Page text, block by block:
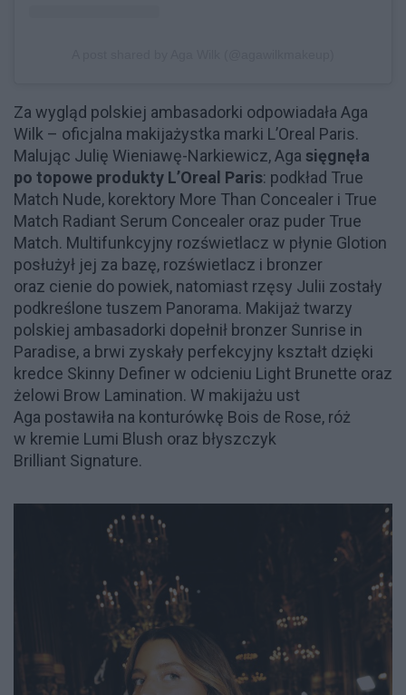
Za wygląd polskiej ambasadorki odpowiadała Aga
Wilk – oficjalna makijażystka marki L’Oreal Paris.
Malując Julię Wieniawę-Narkiewicz, Aga sięgnęła
po topowe produkty L’Oreal Paris: podkład True
Match Nude, korektory More Than Concealer i True
Match Radiant Serum Concealer oraz puder True
Match. Multifunkcyjny rozświetlacz w płynie Glotion
posłużył jej za bazę, rozświetlacz i bronzer
oraz cienie do powiek, natomiast rzęsy Julii zostały
podkreślone tuszem Panorama. Makijaż twarzy
polskiej ambasadorki dopełnił bronzer Sunrise in
Paradise, a brwi zyskały perfekcyjny kształt dzięki
kredce Skinny Definer w odcieniu Light Brunette oraz
żelowi Brow Lamination. W makijażu ust
Aga postawiła na konturówkę Bois de Rose, róż
w kremie Lumi Blush oraz błyszczyk
Brilliant Signature.